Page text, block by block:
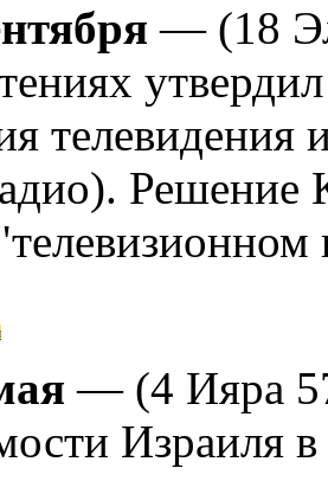
— (18
телевидения
Решение
— (4 Ияра
Израиля